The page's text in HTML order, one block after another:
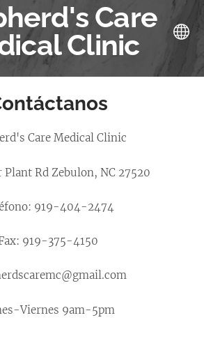
Care
Clinic
Care Medical Clinic
Plant Rd Zebulon, NC 27520
919-404-2474
919-375-4150
Viernes 9am-5pm